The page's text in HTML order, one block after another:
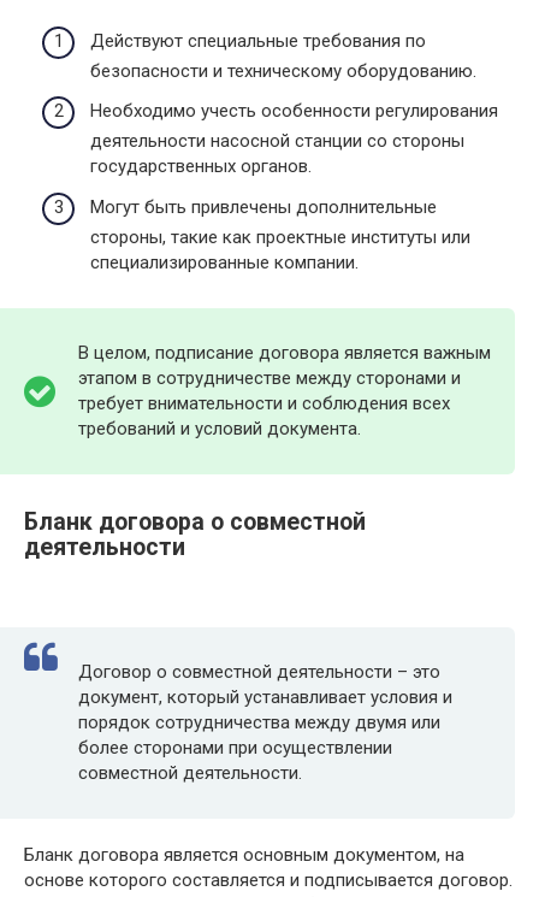
Действуют специальные требования по
безопасности и техническому оборудованию.
Необходимо учесть особенности регулирования
деятельности насосной станции со стороны
государственных органов.
Могут быть привлечены дополнительные
стороны, такие как проектные институты или
специализированные компании.
В целом, подписание договора является важным
этапом в сотрудничестве между сторонами и
требует внимательности и соблюдения всех
требований и условий документа.
Бланк договора о совместной
деятельности
Договор о совместной деятельности – это
документ, который устанавливает условия и
порядок сотрудничества между двумя или
более сторонами при осуществлении
совместной деятельности.
Бланк договора является основным документом, на
основе которого составляется и подписывается договор.